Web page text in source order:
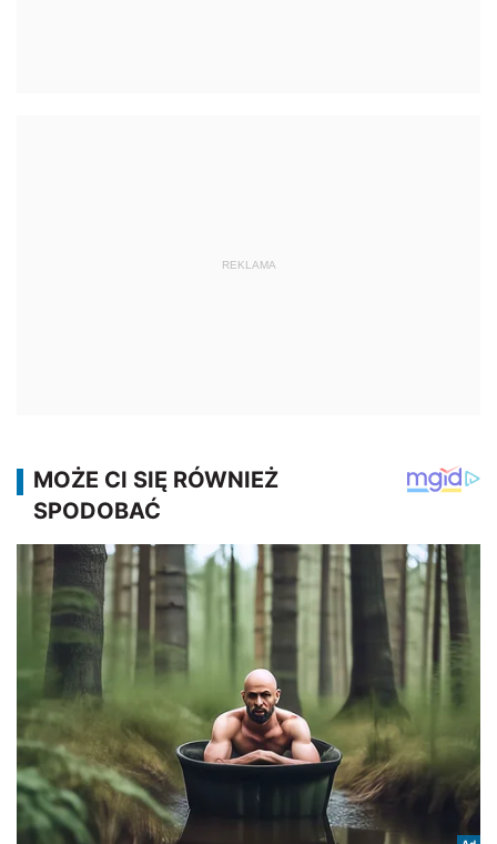
REKLAMA